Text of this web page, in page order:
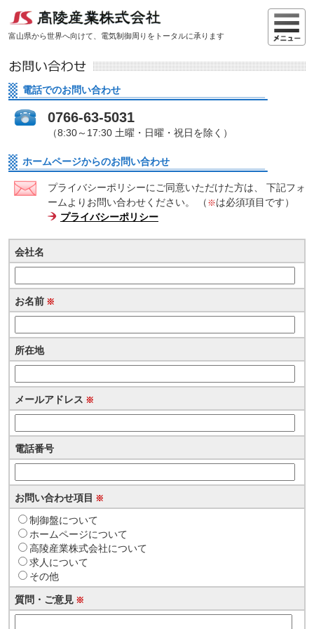
富山県から世界へ向けて、電気制御周りをトータルに承ります
電話でのお問い合わせ
0766-63-5031
（8:30～17:30 土曜・日曜・祝日を除く）
ホームページからのお問い合わせ
プライバシーポリシーにご同意いただけた方は、
下記フォ
ームよりお問い合わせください。 （ ※は必須項目です）
プライバシーポリシー
会社名
お名前 ※
所在地
メールアドレス ※
電話番号
お問い合わせ項目 ※
制御盤について
ホームページについて
高陵産業株式会社について
求人について
その他
質問・ご意見 ※